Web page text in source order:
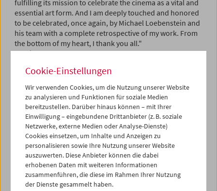
fulfilling its mission to celebrate the cinema as a vital and
essential art form. And I am deeply touched and honored
to be celebrated, once again, by Michael Loebenstein and
his team with a complete retrospective of my work. From
the bottom of my heart, I thank you all."
Martin Scorsese
"Ich werde meinen Besuch im Österreichischen
Filmmuseum in Wien im Jahr 1995 nie vergessen. Peter
Kubelka und Peter Konlechner würdigten mein Werk mit
einer umfassenden Retrospektive und luden mich ein,
eine Auswahl von Filmen anderer Personen zu kuratieren,
die mich inspiriert und begeistert haben. Die
außergewöhnliche Gastfreundschaft und Großzügigkeit,
die mir entgegengebracht wurde, werde ich nie
vergessen, und auch das Filmmuseum selbst hat mich in
Erstaunen versetzt – die Sammlung, die Atmosphäre, die
Kreativität der Programmgestaltung, die leidenschaftliche
Cookie-Einstellungen
Wir verwenden Cookies, um die Nutzung unserer Website
zu analysieren und Funktionen für soziale Medien
bereitzustellen. Darüber hinaus können – mit Ihrer
Einwilligung – eingebundene Drittanbieter (z. B. soziale
Netzwerke, externe Medien oder Analyse-Dienste)
Cookies einsetzen, um Inhalte und Anzeigen zu
personalisieren sowie Ihre Nutzung unserer Website
auszuwerten. Diese Anbieter können die dabei
erhobenen Daten mit weiteren Informationen
zusammenführen, die diese im Rahmen Ihrer Nutzung
der Dienste gesammelt haben.